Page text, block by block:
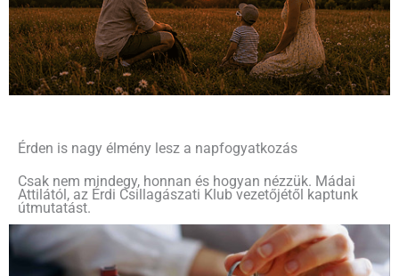
Érden is nagy élmény lesz a napfogyatkozás
Csak nem mindegy, honnan és hogyan nézzük. Mádai
Attilától, az Érdi Csillagászati Klub vezetőjétől kaptunk
útmutatást.